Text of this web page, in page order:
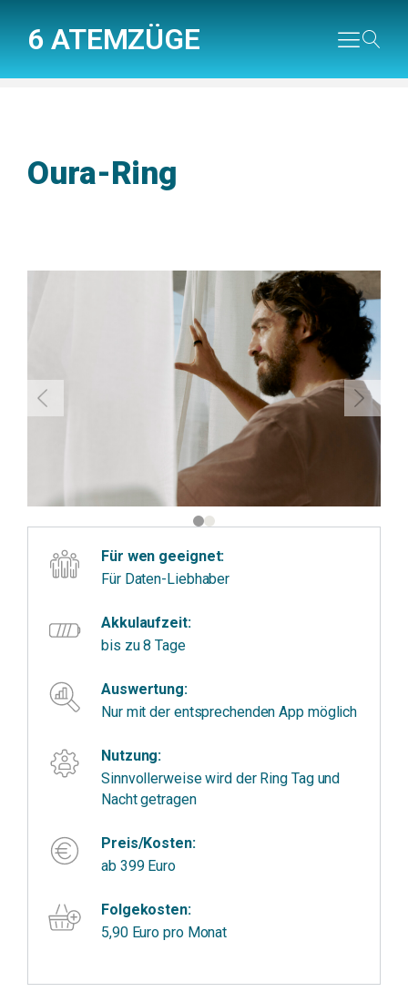
6 ATEMZÜGE
Oura-Ring
Für wen geeignet:
Für Daten-Liebhaber
Akkulaufzeit:
bis zu 8 Tage
Auswertung:
Nur mit der entsprechenden App möglich
Nutzung:
Sinnvollerweise wird der Ring Tag und
Nacht getragen
Preis/Kosten:
ab 399 Euro
Folgekosten:
5,90 Euro pro Monat